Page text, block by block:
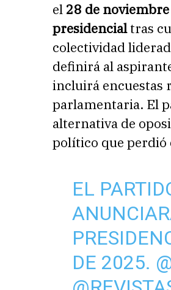
el 28 de
presidencialtras
colectividad
definirá al
incluirá encuestas
parlamentaria. El
alternativa de
político que perdió
EL
DE 2025.